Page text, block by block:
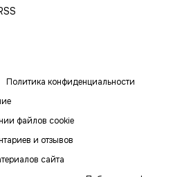
Политика конфиденциальности
файлов cookie
и отзывов
сайта